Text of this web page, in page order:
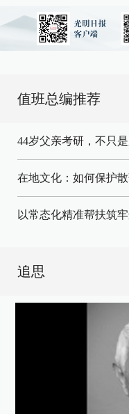
值班总编推荐
44岁父亲考研，不只
在地文化：如何保护
以常态化精准帮扶筑
追思